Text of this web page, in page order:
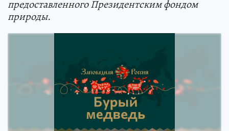
предоставленного Президентским фондом
природы.